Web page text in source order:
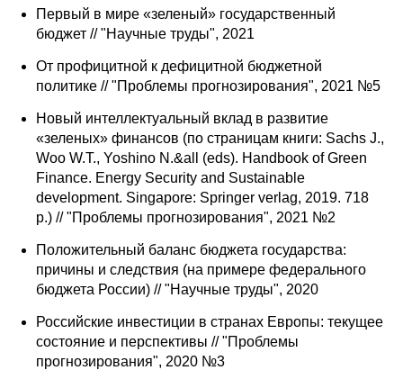
Материалы
Конкурсы и вакансии
Первый в мире «зеленый» государственный
бюджет // "Научные труды", 2021
От профицитной к дефицитной бюджетной
политике // "Проблемы прогнозирования", 2021 №5
Новый интеллектуальный вклад в развитие
«зеленых» финансов (по страницам книги: Sachs J.,
Woo W.T., Yoshino N.&all (eds). Handbook of Green
Finance. Energy Security and Sustainable
development. Singapore: Springer verlag, 2019. 718
p.) // "Проблемы прогнозирования", 2021 №2
Положительный баланс бюджета государства:
причины и следствия (на примере федерального
бюджета России) // "Научные труды", 2020
Российские инвестиции в странах Европы: текущее
состояние и перспективы // "Проблемы
прогнозирования", 2020 №3